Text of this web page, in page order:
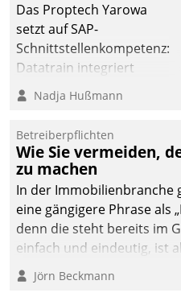
Das Proptech Yarowa
setzt auf SAP-
Schnittstellenkompetenz:
Datatrain integriert
Yarowas Portal zur
Vergabe und Verwaltung
operativen
Instandhaltung in die
SAP-Systemlandschaft
deutscher
Wohnungsunternehmen
– und beschleunigt damit
Mieteranliegen zum
Nadja Hußmann
Betreiberpflichten
Wie Sie vermeiden,
zu machen
In der Immobilienbranche
eine gängigere Phrase als
denn die steht bereits im
einfach und eindeutig, ist
Branchenbeschäftigte
Verantwortung folgen
Jörn Beckmann